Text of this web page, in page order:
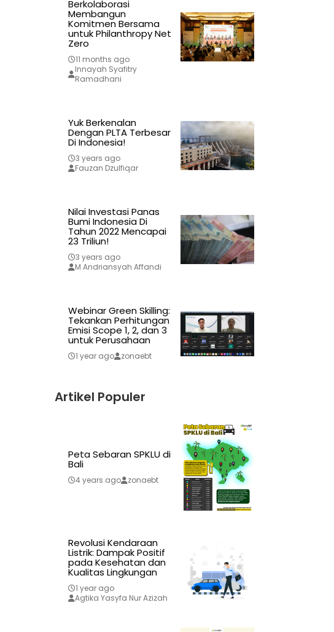
Berkolaborasi
Membangun
Komitmen Bersama
untuk Philanthropy Net
Zero
11 months ago
Innayah Syafitry
Ramadhani
Yuk Berkenalan
Dengan PLTA Terbesar
Di Indonesia!
3 years ago
Fauzan Dzulfiqar
Nilai Investasi Panas
Bumi Indonesia Di
Tahun 2022 Mencapai
23 Triliun!
3 years ago
M Andriansyah Affandi
Webinar Green Skilling:
Tekankan Perhitungan
Emisi Scope 1, 2, dan 3
untuk Perusahaan
1 year ago zonaebt
Artikel Populer
Peta Sebaran SPKLU di
Bali
4 years ago zonaebt
Revolusi Kendaraan
Listrik: Dampak Positif
pada Kesehatan dan
Kualitas Lingkungan
1 year ago
Agtika Yasyfa Nur Azizah